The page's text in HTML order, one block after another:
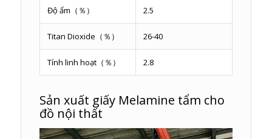
Độ ẩm（％） 2.5
Titan Dioxide（％） 26-40
Tính linh hoạt（％） 2.8
Sản xuất giấy Melamine tẩm cho
đồ nội thất